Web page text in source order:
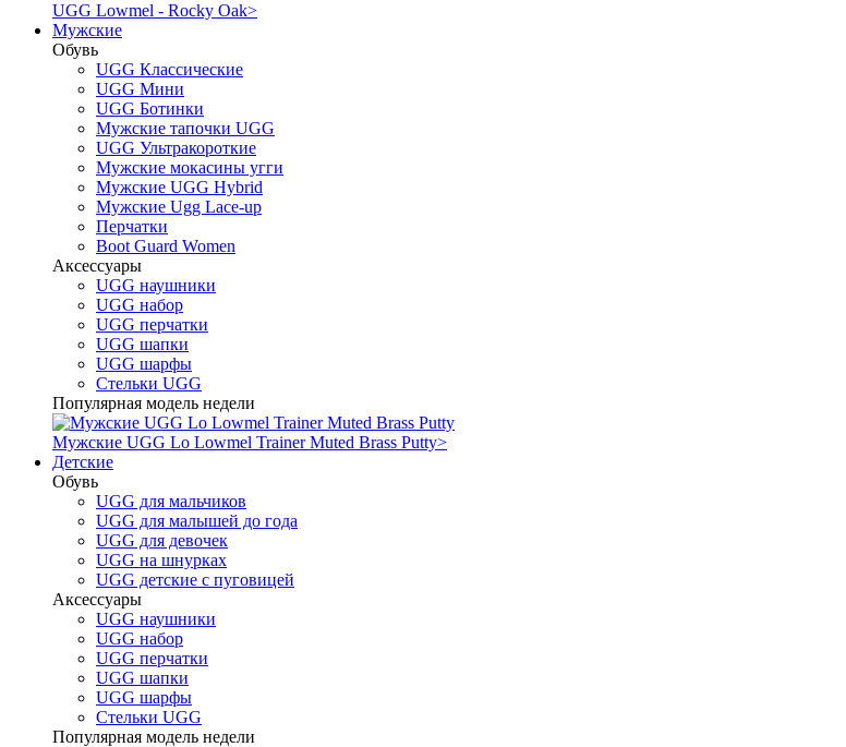
UGG Lowmel - Rocky Oak>
Мужские
Обувь
UGG Классические
UGG Мини
UGG Ботинки
Мужские тапочки UGG
UGG Ультракороткие
Мужские мокасины угги
Мужские UGG Hybrid
Мужские Ugg Lace-up
Перчатки
Boot Guard Women
Аксессуары
UGG наушники
UGG набор
UGG перчатки
UGG шапки
UGG шарфы
Стельки UGG
Популярная модель недели
Мужские UGG Lo Lowmel Trainer Muted Brass Putty>
Детские
Обувь
UGG для мальчиков
UGG для малышей до года
UGG для девочек
UGG на шнурках
UGG детские с пуговицей
Аксессуары
UGG наушники
UGG набор
UGG перчатки
UGG шапки
UGG шарфы
Стельки UGG
Популярная модель недели